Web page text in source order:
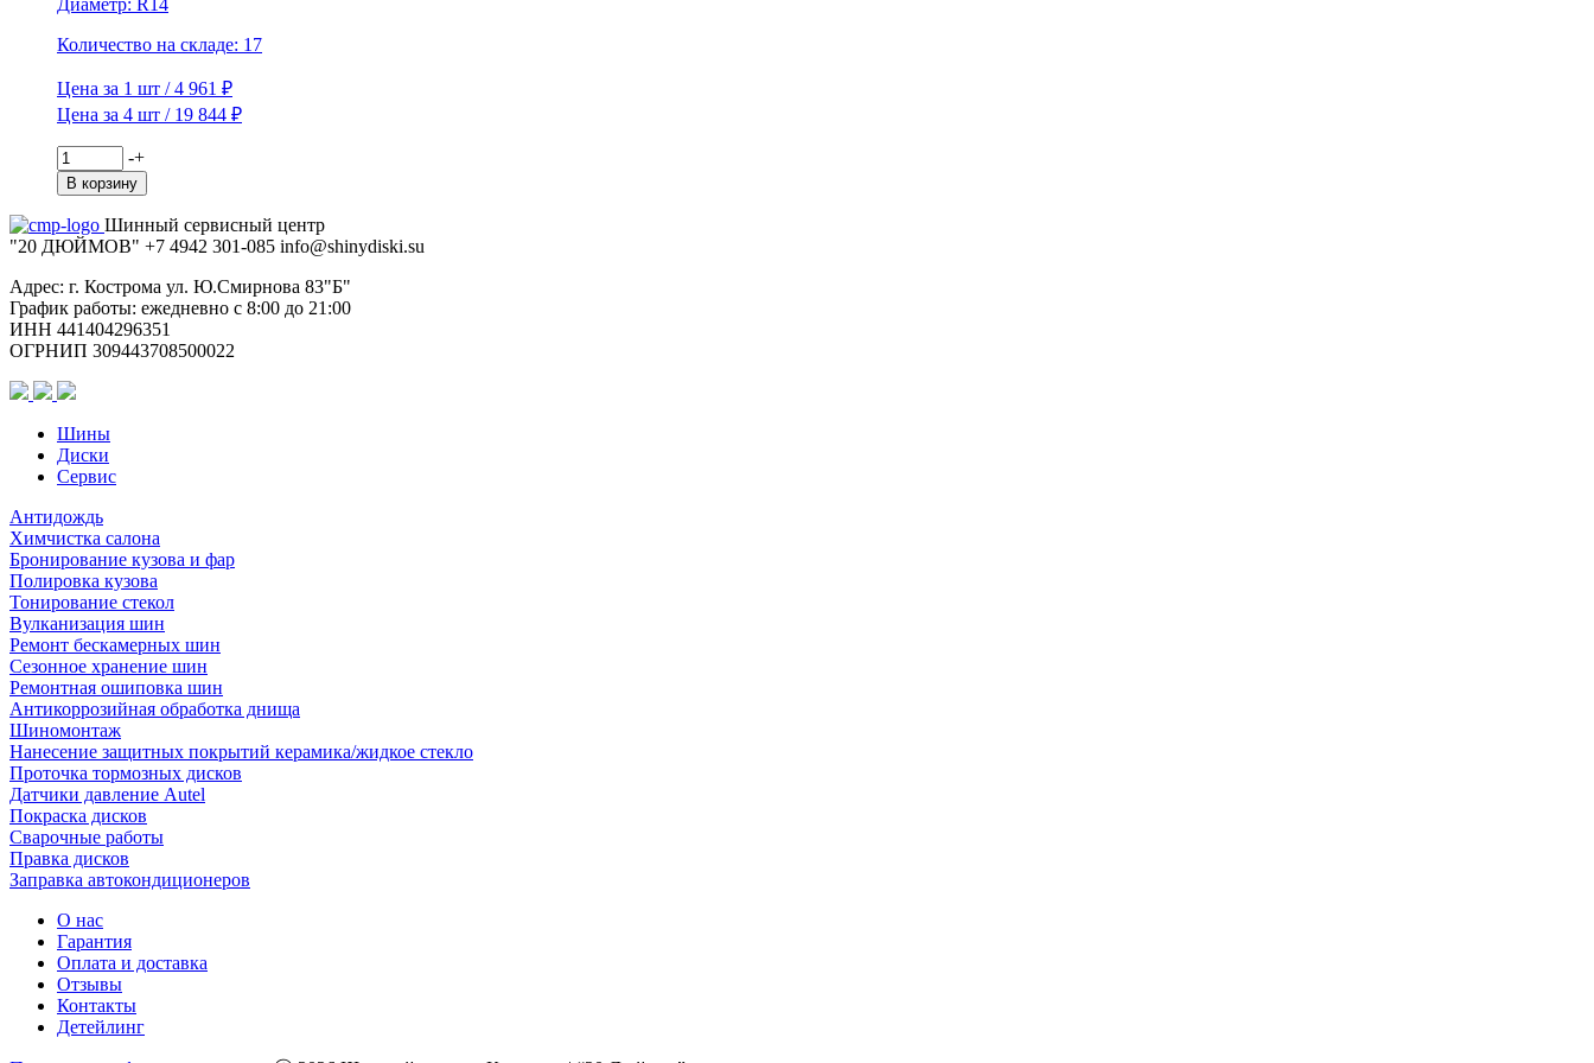
Количество на складе: 17
Цена за 1 шт / 4 961 ₽
Цена за 4 шт / 19 844 ₽
Количество
товара
Viatti
185/65R14
86T
Nordico
V-
522
TL
-+
В корзину
Шинный сервисный центр
"20 ДЮЙМОВ" +7 4942 301-085 info@shinydiski.su
Адрес: г. Кострома ул. Ю.Смирнова 83"Б"
График работы: ежедневно с 8:00 до 21:00
ИНН 441404296351
ОГРНИП 309443708500022
Шины
Диски
Сервис
Антидождь
Химчистка салона
Бронирование кузова и фар
Полировка кузова
Тонирование стекол
Вулканизация шин
Ремонт бескамерных шин
Сезонное хранение шин
Ремонтная ошиповка шин
Антикоррозийная обработка днища
Шиномонтаж
Нанесение защитных покрытий керамика/жидкое стекло
Проточка тормозных дисков
Датчики давление Autel
Покраска дисков
Сварочные работы
Правка дисков
Заправка автокондиционеров
О нас
Гарантия
Оплата и доставка
Отзывы
Контакты
Детейлинг